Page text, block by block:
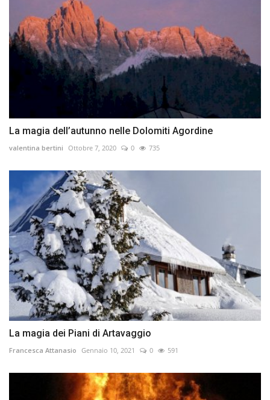
La magia dell’autunno nelle Dolomiti Agordine
valentina bertini Ottobre 7, 2020 0 735
La magia dei Piani di Artavaggio
Francesca Attanasio Gennaio 10, 2021 0 591